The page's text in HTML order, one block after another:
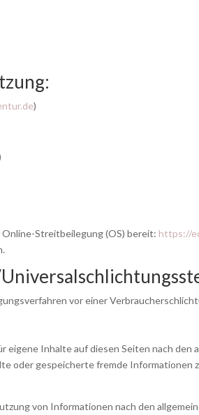
)
Streitbeilegung (OS) bereit: https://
vor einer
Inhalte auf diesen Seiten nach
gespeicherte fremde Informationen
von Informationen nach den